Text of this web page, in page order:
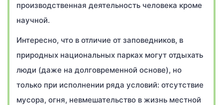
производственная деятельность человека кроме
научной.
Интересно, что в отличие от заповедников, в
природных национальных парках могут отдыхать
люди (даже на долговременной основе), но
только при исполнении ряда условий: отсутствие
мусора, огня, невмешательство в жизнь местной